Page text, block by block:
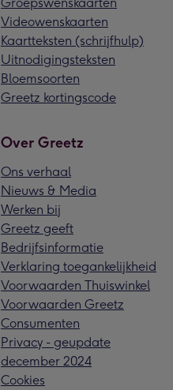
Videowenskaarten
Kaartteksten (schrijfhulp)
Uitnodigingsteksten
Bloemsoorten
Greetz kortingscode
Over Greetz
Ons verhaal
Nieuws & Media
Werken bij
Greetz geeft
Bedrijfsinformatie
Verklaring toegankelijkheid
Voorwaarden Thuiswinkel
Voorwaarden Greetz
Consumenten
Privacy - geupdate
december 2024
Cookies